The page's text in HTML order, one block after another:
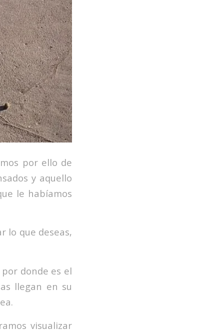
por ello de
y aquello
le habíamos
lo que deseas,
donde es el
llegan en su
visualizar